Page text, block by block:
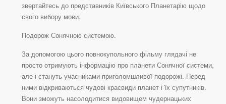
звертайтесь до представників Київського Планетарію щодо
свого вибору мови.
Подорож Сонячною системою.
За допомогою цього повнокупольного фільму глядачі не
просто отримують інформацію про планети Сонячної системи,
але і стануть учасниками приголомшливої подорожі. Перед
ними відкриваються чудові краєвиди планет і їх супутників.
Вони зможуть насолодитися видовищем чудернацьких